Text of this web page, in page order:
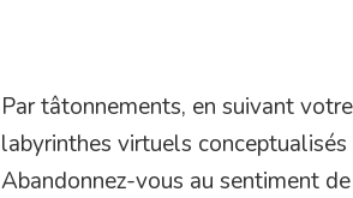
Par tâtonnements, en suivant
labyrinthes virtuels
Abandonnez-vous au sentiment